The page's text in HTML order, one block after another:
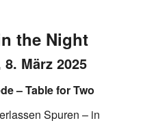
the Night
März 2025
– Table for Two
Spuren – in